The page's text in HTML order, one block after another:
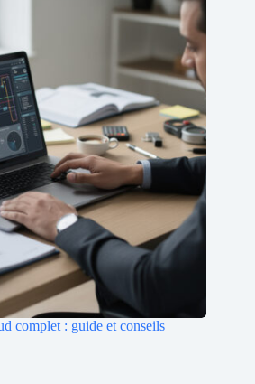
complet : guide et conseils